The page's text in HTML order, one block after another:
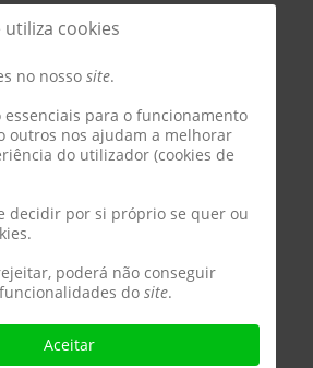
utiliza cookies
no nosso site.
essenciais para o funcionamento
outros nos ajudam a melhorar
do utilizador (cookies de
decidir por si próprio se quer ou
poderá não conseguir
do site.
Aceitar